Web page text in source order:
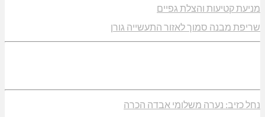
מניעת קטיעות והצלת גפיים
שריפת מבנה סמוך לאזור התעשייה גורן
נחל כזיב: נערה משלומי אבדה הכרה